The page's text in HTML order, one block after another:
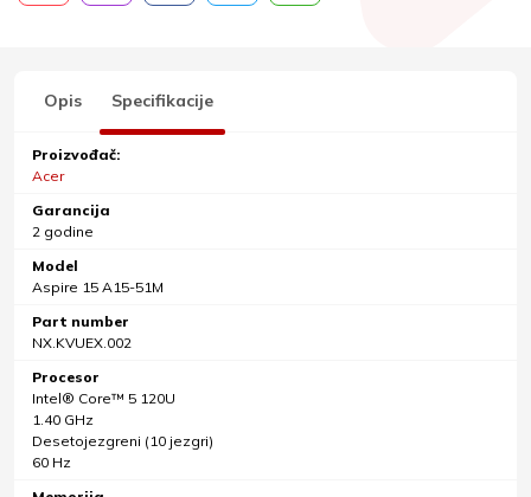
Opis Specifikacije
Proizvođač:
Acer
Garancija
2 godine
Model
Aspire 15 A15-51M
Part number
NX.KVUEX.002
Procesor
Intel® Core™ 5 120U
1.40 GHz
Desetojezgreni (10 jezgri)
60 Hz